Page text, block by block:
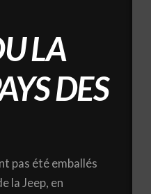
LA
DES
pas été emballés
la Jeep, en